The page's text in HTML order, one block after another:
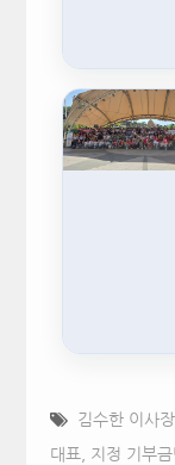
김수한 이사장,
대표, 지정 기부금